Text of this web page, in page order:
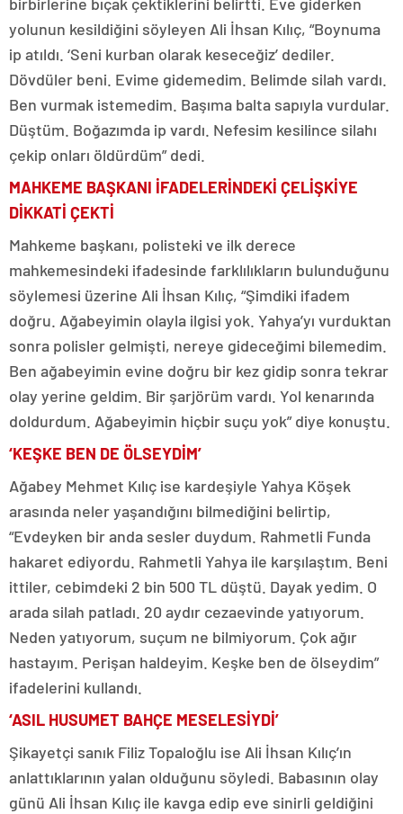
yolunun kesildiğini söyleyen Ali İhsan Kılıç, “Boynuma
ip atıldı. ‘Seni kurban olarak keseceğiz’ dediler.
Dövdüler beni. Evime gidemedim. Belimde silah vardı.
Ben vurmak istemedim. Başıma balta sapıyla vurdular.
Düştüm. Boğazımda ip vardı. Nefesim kesilince silahı
çekip onları öldürdüm” dedi.
MAHKEME BAŞKANI İFADELERİNDEKİ ÇELİŞKİYE
DİKKATİ ÇEKTİ
Mahkeme başkanı, polisteki ve ilk derece
mahkemesindeki ifadesinde farklılıkların bulunduğunu
söylemesi üzerine Ali İhsan Kılıç, “Şimdiki ifadem
doğru. Ağabeyimin olayla ilgisi yok. Yahya’yı vurduktan
sonra polisler gelmişti, nereye gideceğimi bilemedim.
Ben ağabeyimin evine doğru bir kez gidip sonra tekrar
olay yerine geldim. Bir şarjörüm vardı. Yol kenarında
doldurdum. Ağabeyimin hiçbir suçu yok” diye konuştu.
‘KEŞKE BEN DE ÖLSEYDİM’
Ağabey Mehmet Kılıç ise kardeşiyle Yahya Köşek
arasında neler yaşandığını bilmediğini belirtip,
“Evdeyken bir anda sesler duydum. Rahmetli Funda
hakaret ediyordu. Rahmetli Yahya ile karşılaştım. Beni
ittiler, cebimdeki 2 bin 500 TL düştü. Dayak yedim. O
arada silah patladı. 20 aydır cezaevinde yatıyorum.
Neden yatıyorum, suçum ne bilmiyorum. Çok ağır
hastayım. Perişan haldeyim. Keşke ben de ölseydim”
ifadelerini kullandı.
‘ASIL HUSUMET BAHÇE MESELESİYDİ’
Şikayetçi sanık Filiz Topaloğlu ise Ali İhsan Kılıç’ın
anlattıklarının yalan olduğunu söyledi. Babasının olay
günü Ali İhsan Kılıç ile kavga edip eve sinirli geldiğini